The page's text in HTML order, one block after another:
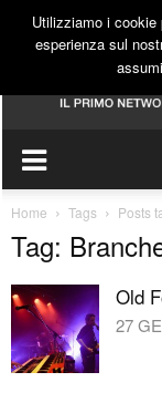
Home Tags Posts
Tag:
Old
27
Utilizziamo i
esperienza sul